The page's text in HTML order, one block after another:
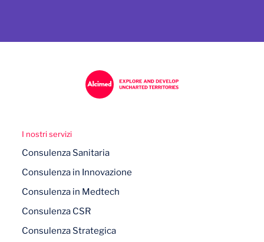
I nostri servizi
Consulenza Sanitaria
Consulenza in Innovazione
Consulenza in Medtech
Consulenza CSR
Consulenza Strategica